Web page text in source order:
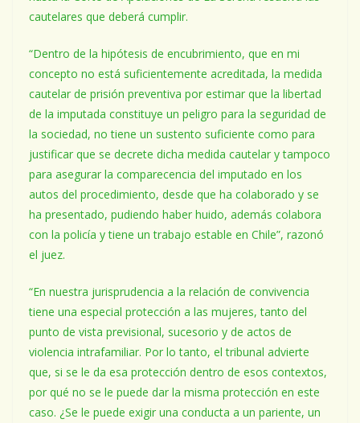
cautelares que deberá cumplir.
“Dentro de la hipótesis de encubrimiento, que en mi
concepto no está suficientemente acreditada, la medida
cautelar de prisión preventiva por estimar que la libertad
de la imputada constituye un peligro para la seguridad de
la sociedad, no tiene un sustento suficiente como para
justificar que se decrete dicha medida cautelar y tampoco
para asegurar la comparecencia del imputado en los
autos del procedimiento, desde que ha colaborado y se
ha presentado, pudiendo haber huido, además colabora
con la policía y tiene un trabajo estable en Chile”, razonó
el juez.
“En nuestra jurisprudencia a la relación de convivencia
tiene una especial protección a las mujeres, tanto del
punto de vista previsional, sucesorio y de actos de
violencia intrafamiliar. Por lo tanto, el tribunal advierte
que, si se le da esa protección dentro de esos contextos,
por qué no se le puede dar la misma protección en este
caso. ¿Se le puede exigir una conducta a un pariente, un